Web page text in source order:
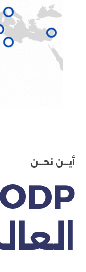
أيــن نحــن